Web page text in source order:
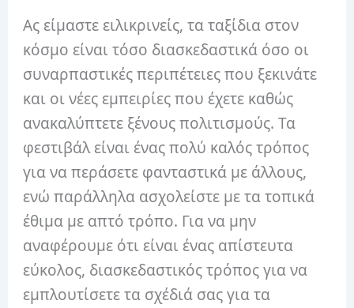
Ας είμαστε ειλικρινείς, τα ταξίδια στον
κόσμο είναι τόσο διασκεδαστικά όσο οι
συναρπαστικές περιπέτειες που ξεκινάτε
και οι νέες εμπειρίες που έχετε καθώς
ανακαλύπτετε ξένους πολιτισμούς.Τα
φεστιβάλ είναι ένας πολύ καλός τρόπος
για να περάσετε φανταστικά με άλλους,
ενώ παράλληλα ασχολείστε με τα τοπικά
έθιμα με απτό τρόπο. Για να μην
αναφέρουμε ότι είναι ένας απίστευτα
εύκολος, διασκεδαστικός τρόπος για να
εμπλουτίσετε τα σχέδιά σας για τα